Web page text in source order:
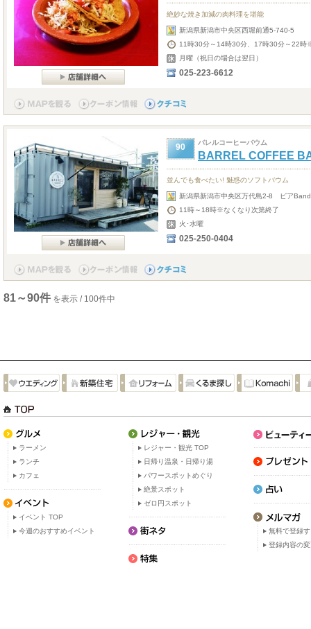
絶妙な焼き加減の肉料理を堪能
新潟県新潟市中央区西堀前通5-740-5
11時30分～14時30分、17時30分～22
月曜（祝日の場合は翌日）
025-223-6612
90 バレルコーヒーバウム
BARREL COFFEE
並んでも食べたい! 魅惑のソフトバウム
新潟県新潟市中央区万代島2-8 ピア
11時～18時※なくなり次第終了
火･水曜
025-250-0404
81～90件 を表示 / 100件中
ラーメン
ランチ
カフェ
イベント TOP
今週のおすすめイベント
レジャー・観光 TOP
日帰り温泉・日帰り湯
パワースポットめぐり
絶景スポット
ゼロ円スポット
無料で登録
登録内容の